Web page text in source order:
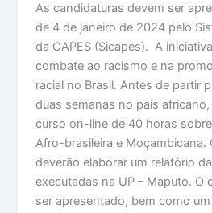
As candidaturas devem ser
de 4 de janeiro de 2024 pelo
da CAPES (Sicapes). A
combate ao racismo e na
racial no Brasil. Antes de partir
duas semanas no país
curso on-line de 40 horas
Afro-brasileira e Moçambicana.
deverão elaborar um relatório
executadas na UP – Maputo. O
ser apresentado, bem como